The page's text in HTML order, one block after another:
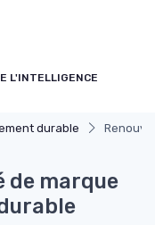
L'INTELLIGENCE
durable
de marque